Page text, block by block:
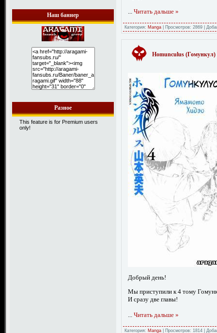
Наш баннер
Разное
This feature is for Premium users
only!
Читать дальше »
Категория: Manga Просмотров: 2869
Homunculus
Добрый день!
Мы приступили к 4 тому
И сразу две главы!
Читать дальше »
Категория: Manga Просмотров: 1814